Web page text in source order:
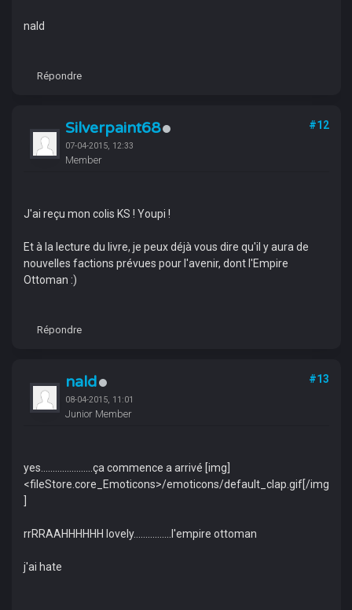
nald
Répondre
Silverpaint68
07-04-2015, 12:33
Member
#12
J'ai reçu mon colis KS ! Youpi !
Et à la lecture du livre, je peux déjà vous dire qu'il y aura de
nouvelles factions prévues pour l'avenir, dont l'Empire
Ottoman :)
Répondre
nald
08-04-2015, 11:01
Junior Member
#13
yes......................ça commence a arrivé [img]
<fileStore.core_Emoticons>/emoticons/default_clap.gif[/img
rrRRAAHHHHHH lovely................l'empire ottoman
j'ai hate